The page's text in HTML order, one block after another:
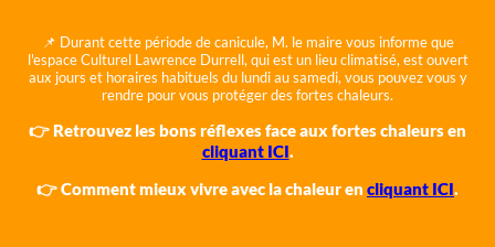
📌 Durant cette période de canicule, M. le maire vous informe que
l'espace Culturel Lawrence Durrell, qui est un lieu climatisé, est ouvert
aux jours et horaires habituels du lundi au samedi, vous pouvez vous y
rendre pour vous protéger des fortes chaleurs.
👉 Retrouvez les bons réflexes face aux fortes chaleurs en
cliquant ICI.
👉 Comment mieux vivre avec la chaleur en cliquant ICI.